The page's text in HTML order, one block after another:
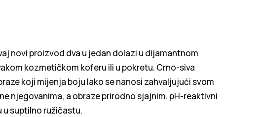
novi proizvod dva u jedan dolazi u dijamantnom
kozmetičkom koferu ili u pokretu. Crno-siva
koji mijenja boju lako se nanosi zahvaljujući svom
njegovanima, a obraze prirodno sjajnim. pH-reaktivni
u suptilno ružičastu.